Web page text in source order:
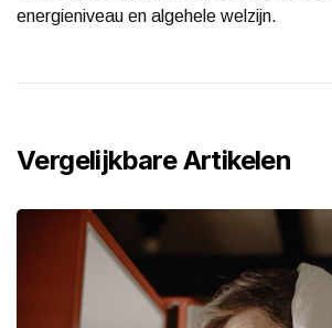
energieniveau en algehele welzijn.
Vergelijkbare Artikelen